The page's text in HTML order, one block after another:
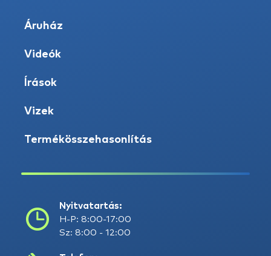
Áruház
Videók
Írások
Vizek
Termékösszehasonlítás
Nyitvatartás:
H-P: 8:00-17:00
Sz: 8:00 - 12:00